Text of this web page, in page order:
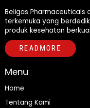
Beligas Pharmaceuticals
terkemuka yang
produk kesehatan
READMORE
Menu
Home
Tentang Kami